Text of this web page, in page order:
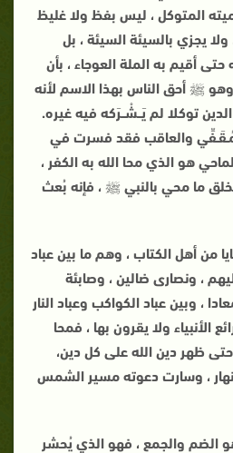
المتوكل ، ليس بفظ ولا غليظ
يجزي بالسيئة السيئة ، بل
أقيم به الملة العوجاء ، بأن
، وهو ﷺ أحق الناس بهذا الاسم لأنه
توكلا لم يَــشْــرَكه فيه غيره.
والعاقب فقد فسرت في
هو الذي محا الله به الكفر ،
ما محي بالنبي ﷺ ، فإنه بُعث
من أهل الكتاب ، وهم ما بين عباد
، ونصارى ضالين ، وصابئة
، وبين عباد الكواكب وعباد النار
الأنبياء ولا يقرون بها ، فمحا
ظهر دين الله على كل دين،
، وسارت دعوته مسير الشمس
الضم والجمع ، فهو الذي يُحشر